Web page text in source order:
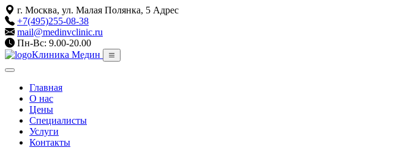
г. Москва, ул. Малая Полянка, 5 Адрес
+7(495)255-08-38
mail@medinvclinic.ru
Пн-Вс: 9.00-20.00
Клиника Медин
Главная
О нас
Цены
Специалисты
Услуги
Контакты